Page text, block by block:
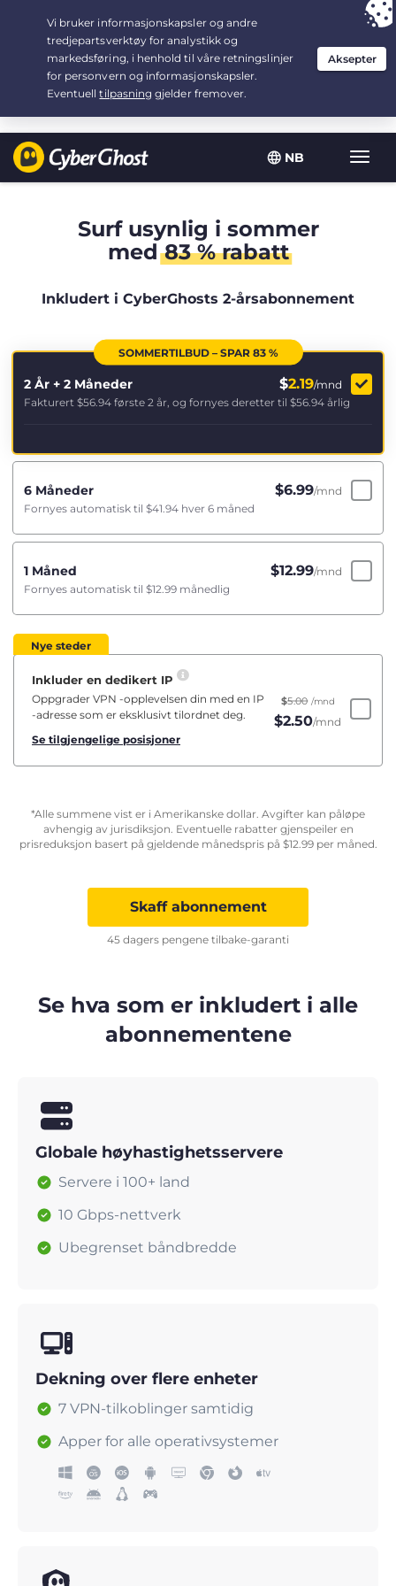
NB
Vis/
Your choice: The Best Dealfor 2.1666666666667-years at $
/month
Surf usynlig i sommer
med83 % rabatt
Inkludert i CyberGhosts 2-årsabonnement
SOMMERTILBUD – SPAR 83 %
2 År + 2 Måneder $2.19/mnd
Fakturert $56.94 første 2 år, og fornyes deretter til $56.94 årlig
6 Måneder $6.99/mnd
Fornyes automatisk til $41.94 hver 6 måned
1 Måned $12.99/mnd
Fornyes automatisk til $12.99 månedlig
Nye steder
Inkluder en dedikert IP
Oppgrader VPN -opplevelsen din med en IP
-adresse som er eksklusivt tilordnet deg.
Se tilgjengelige posisjoner
$5.00 /mnd
$2.50/mnd
*Alle summene vist er i Amerikanske dollar. Avgifter kan påløpe
avhengig av jurisdiksjon. Eventuelle rabatter gjenspeiler en
prisreduksjon basert på gjeldende månedspris på $12.99per måned.
Skaff abonnement
45 dagers pengene tilbake-garanti
Se hva som er inkludert i alle
abonnementene
Globale høyhastighetsservere
Servere i 100+ land
10 Gbps-nettverk
Ubegrenset båndbredde
Dekning over flere enheter
7 VPN-tilkoblinger samtidig
Apper for alle operativsystemer